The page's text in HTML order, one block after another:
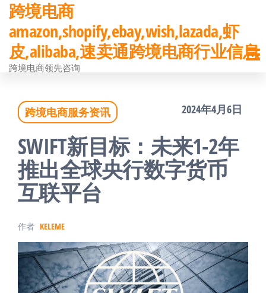
前
往
内
跨境电商
amazon,shopify,ebay,wish,lazada,虾
皮,alibaba,速卖通跨境电商行业信息
跨境电商领先咨询
跨境电商服务资讯 2024年4月6日
SWIFT新目标：未来1-2年
推出全球央行数字货币
互联平台
作者 KELEME